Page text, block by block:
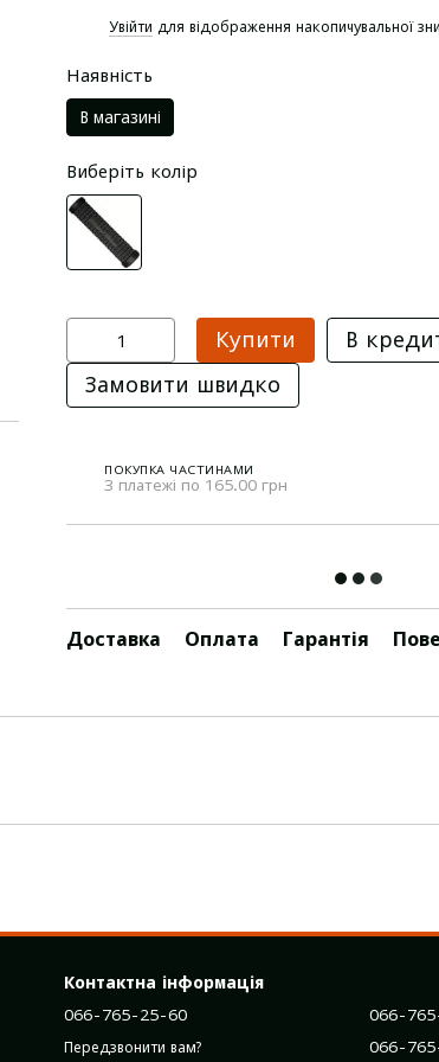
Увійти для відображення накопичувальної
Наявність
В магазині
Виберіть колір
Купити
В
Замовити швидко
ПОКУПКА ЧАСТИНАМИ
3 платежі по 165.00 грн
Доставка Оплата Гарантія
Контактна інформація
066-765-25-60
Передзвонити вам?
066-
066-